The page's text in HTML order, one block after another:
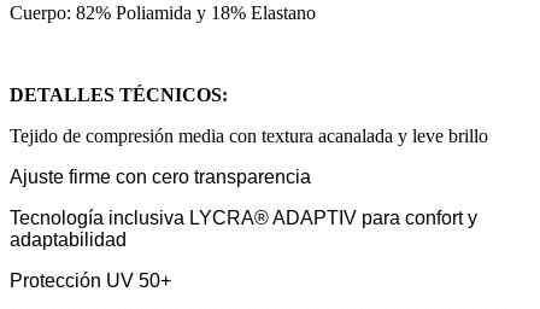
Cuerpo: 82% Poliamida y 18% Elastano
DETALLES TÉCNICOS:
Tejido de compresión media con textura acanalada y leve brillo
Ajuste firme con cero transparencia
Tecnología inclusiva LYCRA® ADAPTIV para confort y
adaptabilidad
Protección UV 50+